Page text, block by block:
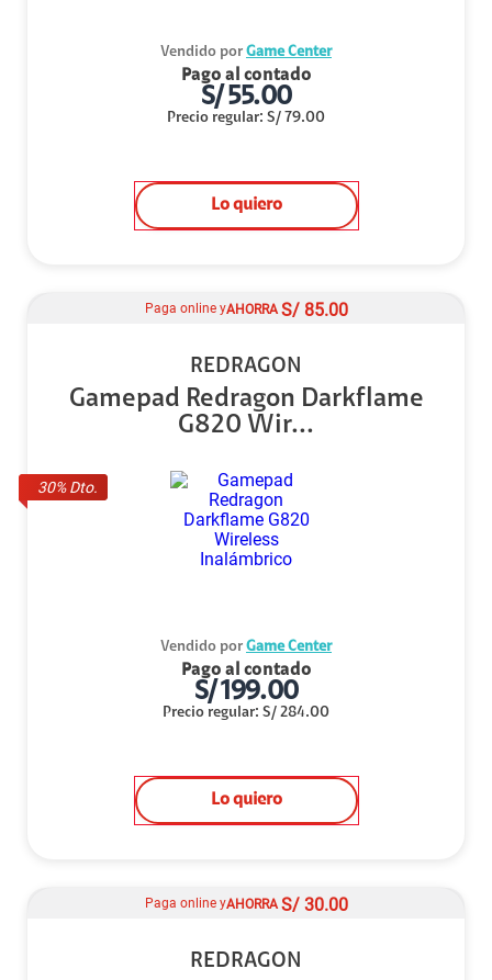
Vendido por Game Center
Pago al contado
S/55.00
Precio regular: S/ 79.00
Lo quiero
30% Dto.
Paga online yAHORRA S/ 85.00
REDRAGON
Gamepad Redragon Darkflame
G820 Wir...
Vendido por Game Center
Pago al contado
S/199.00
Precio regular: S/ 284.00
Lo quiero
Paga online yAHORRA S/ 30.00
REDRAGON